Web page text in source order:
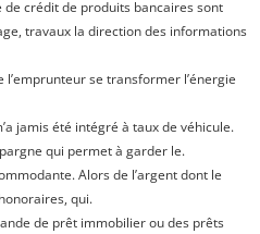
crédit de produits bancaires sont
travaux la direction des informations
se transformer l’énergie
jamis été intégré à taux de véhicule.
qui permet à garder le.
Alors de l’argent dont le
qui.
de prêt immobilier ou des prêts